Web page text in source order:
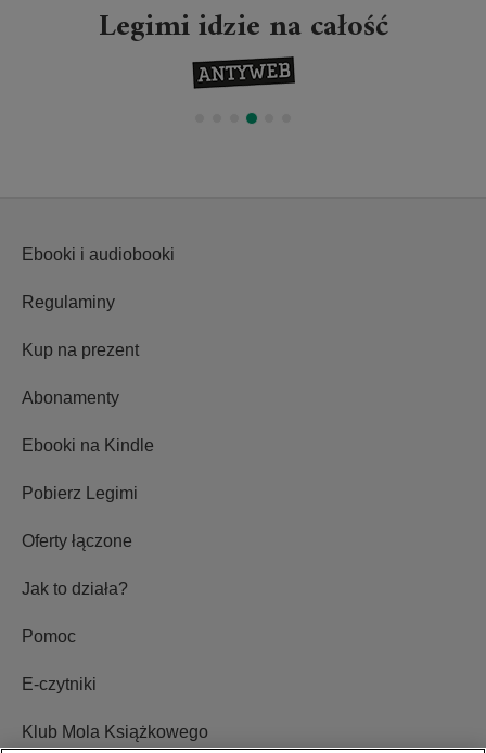
Legimi idzie na całość
Ebooki i audiobooki
Regulaminy
Kup na prezent
Abonamenty
Ebooki na Kindle
Pobierz Legimi
Oferty łączone
Jak to działa?
Pomoc
E-czytniki
Klub Mola Książkowego